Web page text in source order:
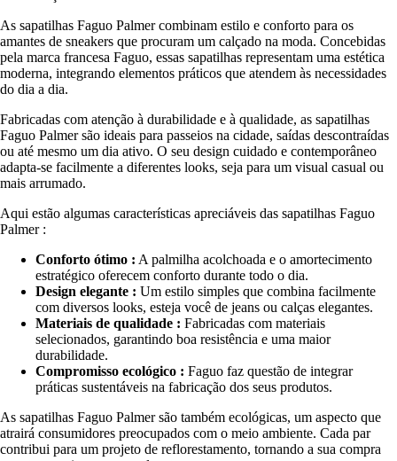
As sapatilhas Faguo Palmer combinam estilo e conforto para os
amantes de sneakers que procuram um calçado na moda. Concebidas
pela marca francesa Faguo, essas sapatilhas representam uma estética
moderna, integrando elementos práticos que atendem às necessidades
do dia a dia.
Fabricadas com atenção à durabilidade e à qualidade, as sapatilhas
Faguo Palmer são ideais para passeios na cidade, saídas descontraídas
ou até mesmo um dia ativo. O seu design cuidado e contemporâneo
adapta-se facilmente a diferentes looks, seja para um visual casual ou
mais arrumado.
Aqui estão algumas características apreciáveis das sapatilhas Faguo
Palmer :
Conforto ótimo : A palmilha acolchoada e o amortecimento
estratégico oferecem conforto durante todo o dia.
Design elegante : Um estilo simples que combina facilmente
com diversos looks, esteja você de jeans ou calças elegantes.
Materiais de qualidade : Fabricadas com materiais
selecionados, garantindo boa resistência e uma maior
durabilidade.
Compromisso ecológico : Faguo faz questão de integrar
práticas sustentáveis na fabricação dos seus produtos.
As sapatilhas Faguo Palmer são também ecológicas, um aspecto que
atrairá consumidores preocupados com o meio ambiente. Cada par
contribui para um projeto de reflorestamento, tornando a sua compra